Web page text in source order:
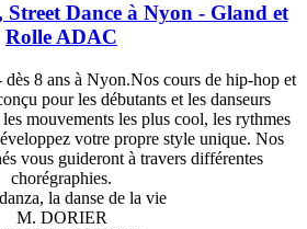
Dance à Nyon - Gland et
Rolle ADAC
8 ans à Nyon.Nos cours de hip-hop et
pour les débutants et les danseurs
mouvements les plus cool, les rythmes
votre propre style unique. Nos
vous guideront à travers différentes
chorégraphies.
M. DORIER